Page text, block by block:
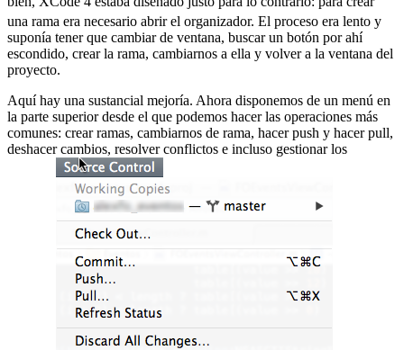
una rama era necesario abrir el organizador. El proceso era lento y
suponía tener que cambiar de ventana, buscar un botón por ahí
escondido, crear la rama, cambiarnos a ella y volver a la ventana del
proyecto.
Aquí hay una sustancial mejoría. Ahora disponemos de un menú en
la parte superior desde el que podemos hacer las operaciones más
comunes: crear ramas, cambiarnos de rama, hacer push y hacer pull,
deshacer cambios, resolver conflictos e incluso gestionar los